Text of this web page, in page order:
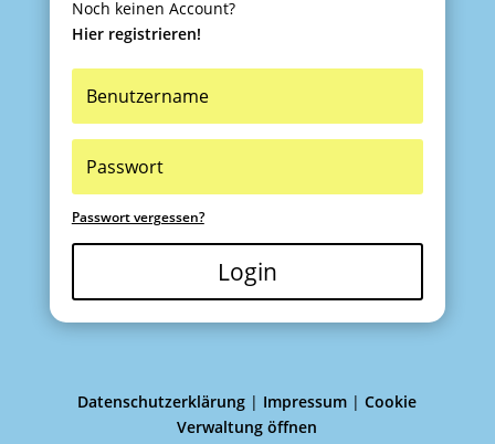
Noch keinen Account?
Hier registrieren!
Passwort vergessen?
Login
Datenschutzerklärung | Impressum |Cookie
Verwaltung öffnen